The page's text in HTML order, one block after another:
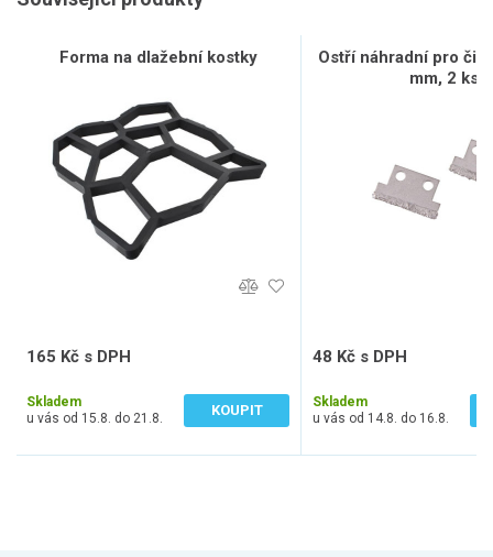
Forma na dlažební kostky
165 Kč s DPH
Skladem
u vás od 15.8. do 21.8.
KOUPIT
Ostří náhradní pro
mm, 2 ks
48 Kč s DPH
Skladem
u vás od 14.8. do 16.8.